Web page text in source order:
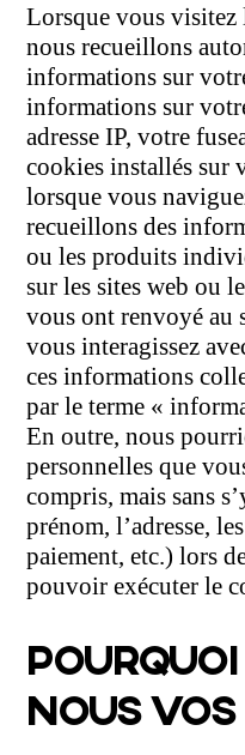
Lorsque vous
nous recueillons
informations sur
informations sur
adresse IP, votre
cookies installés sur
lorsque vous
recueillons des
ou les produits
sur les sites web ou
vous ont renvoyé au
vous interagissez
ces informations
par le terme «
En outre, nous
personnelles que
compris, mais sans
prénom, l’adresse,
paiement, etc.) lors
pouvoir exécuter le
NOUS